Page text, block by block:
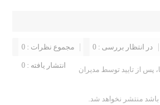
مجموع نظرات : 0 در انتظار بررسی : 0
انتشار یافته : 0
از تایید توسط مدیران
منتشر نخواهد شد.